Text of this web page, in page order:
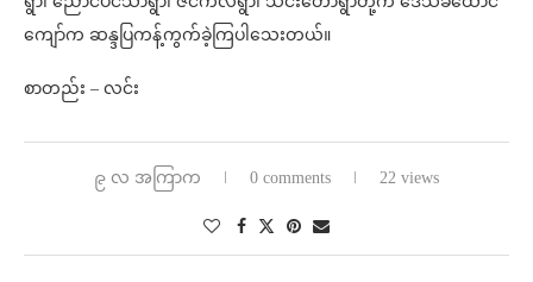
ကျော်က ဆန္ဒပြကန့်ကွက်ခဲ့ကြပါသေးတယ်။
စာတည်း – လင်း
၉ လ အကြာက 0 comments 22 views